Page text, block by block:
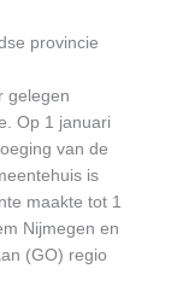
provincie
gelegen
Op 1 januari
van de
is
maakte tot 1
Nijmegen en
(GO) regio